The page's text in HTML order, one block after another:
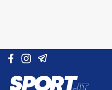
Vai al contenuto